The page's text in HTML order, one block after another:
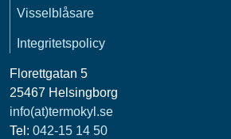
Visselblåsare
Integritetspolicy
Florettgatan 5
25467 Helsingborg
info(at)termokyl.se
Tel: 042-15 14 50